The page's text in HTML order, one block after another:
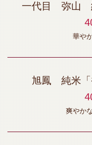
一代目 弥山
華や
旭鳳 純米「
爽やか